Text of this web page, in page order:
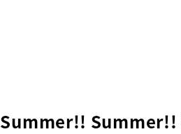
Summer!!